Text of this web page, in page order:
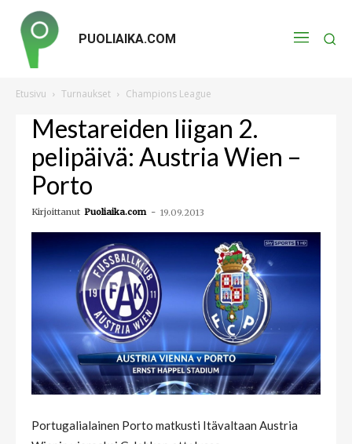
PUOLIAIKA.COM
Etusivu Turnaukset Champions League
Mestareiden liigan 2.
pelipäivä: Austria Wien –
Porto
Kirjoittanut Puoliaika.com - 19.09.2013
Portugalialainen Porto matkusti Itävaltaan Austria